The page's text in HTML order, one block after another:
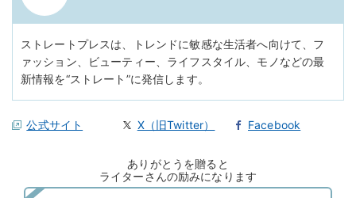
ストレートプレスは、トレンドに敏感な生活者へ向けて、フ
ァッション、ビューティー、ライフスタイル、モノなどの最
新情報を“ストレート”に発信します。
公式サイト X（旧Twitter） Facebook
ありがとうを贈ると
ライターさんの励みになります